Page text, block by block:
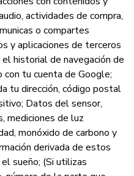
actividades de compra,
o compartes
y aplicaciones de terceros
historial de navegación de
con tu cuenta de Google;
tu dirección, código postal
Datos del sensor,
mediciones de luz
monóxido de carbono y
derivada de estos
sueño; (Si utilizas